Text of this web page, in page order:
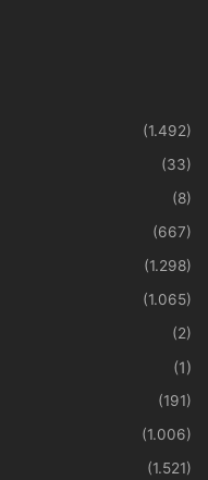
(1.492)
(33)
(8)
(667)
(1.298)
(1.065)
(2)
(1)
(191)
(1.006)
(1.521)